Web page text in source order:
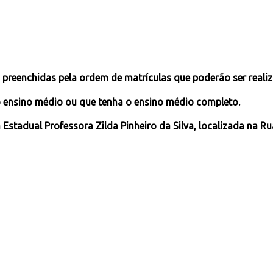
pela ordem de matrículas que poderão ser
médio ou que tenha o ensino médio completo.
Professora Zilda Pinheiro da Silva, localizada na